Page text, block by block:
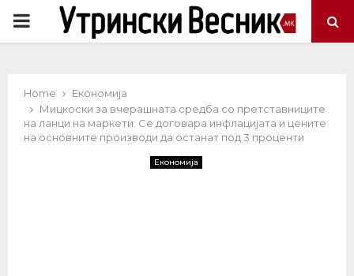
PRIMARY
Home
Економија
Мицкоски за вчерашната средба со претставниците
на ланци на маркети: Се договара инфлацијата и цените
на основните производи да останат под 3 проценти
Економија